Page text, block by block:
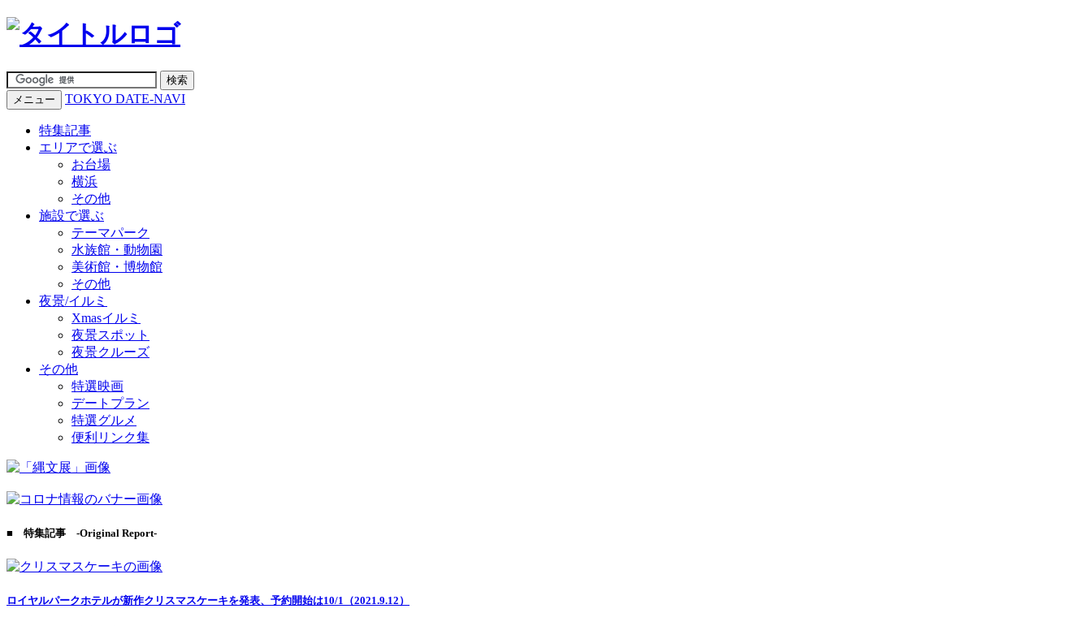
メニュー TOKYO DATE-NAVI
特集記事
エリアで選ぶ
お台場
横浜
その他
施設で選ぶ
テーマパーク
水族館・動物園
美術館・博物館
その他
夜景/イルミ
Xmasイルミ
夜景スポット
夜景クルーズ
その他
特選映画
デートプラン
特選グルメ
便利リンク集
■ 特集記事 -Original Report-
ロイヤルパークホテルが新作クリスマスケーキを発表、予約開始は10/1（2021.9.12）